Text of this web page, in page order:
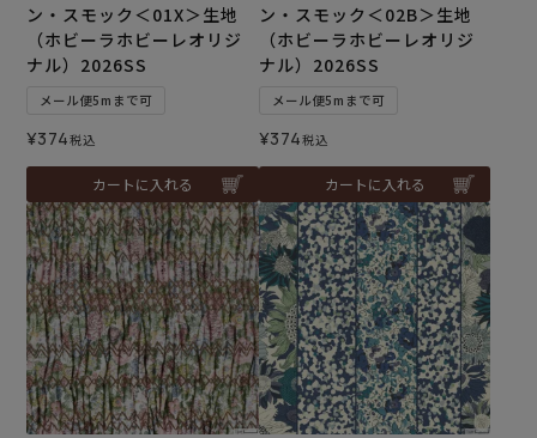
ン・スモック＜01X＞生地
（ホビーラホビーレオリジ
ナル）2026SS
メール便5mまで可
¥374税込
カートに入れる
ン・スモック＜02B＞生地
（ホビーラホビーレオリジ
ナル）2026SS
メール便5mまで可
¥374税込
カートに入れる